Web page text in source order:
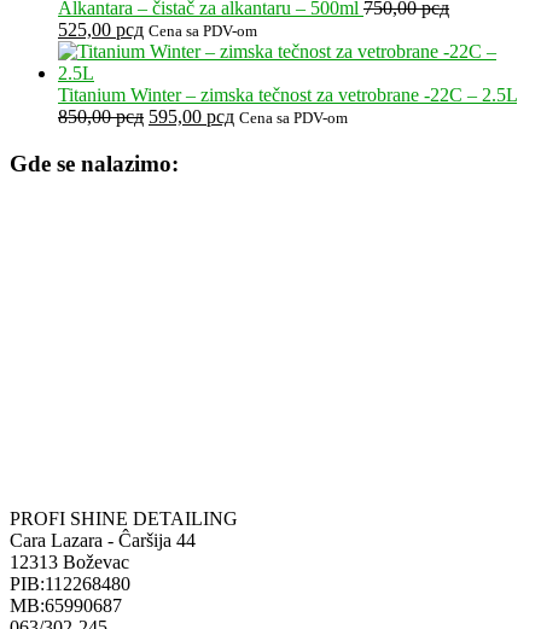
bila:
Alkantara – čistač za alkantaru – 500ml 750,00рсд
Originalna
cena
je
bila:
750,00 рсд.
525,00 рсдTrenutna
cena
525,00 рсд.
Cena sa PDV-om
Titanium Winter – zimska tečnost za vetrobrane -22C – 2.5L
850,00рсд Originalna
je
595,00 рсдTrenutna
Cena sa PDV-om
Gde se nalazimo:
PROFI SHINE DETAILING
Cara Lazara - Ĉaršija 44
12313 Boževac
PIB:112268480
MB:65990687